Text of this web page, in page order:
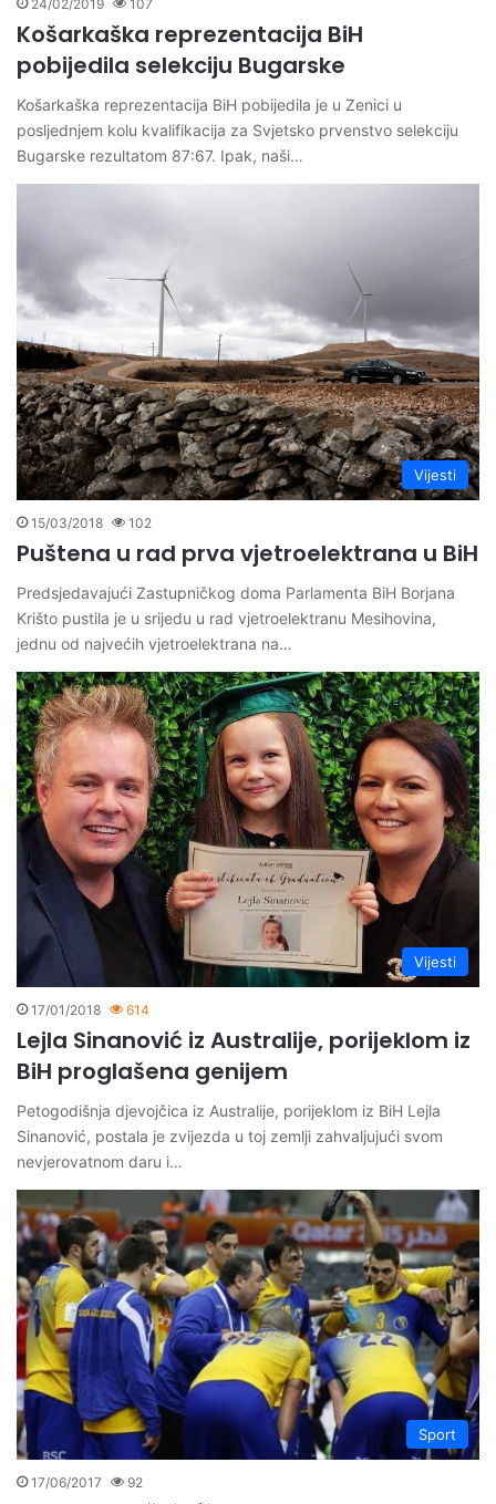
24/02/2019 107
Košarkaška reprezentacija BiH
pobijedila selekciju Bugarske
Košarkaška reprezentacija BiH pobijedila je u Zenici u
posljednjem kolu kvalifikacija za Svjetsko prvenstvo selekciju
Bugarske rezultatom 87:67. Ipak, naši…
Vijesti
15/03/2018 102
Puštena u rad prva vjetroelektrana u BiH
Predsjedavajući Zastupničkog doma Parlamenta BiH Borjana
Krišto pustila je u srijedu u rad vjetroelektranu Mesihovina,
jednu od najvećih vjetroelektrana na…
Vijesti
17/01/2018 614
Lejla Sinanović iz Australije, porijeklom iz
BiH proglašena genijem
Petogodišnja djevojčica iz Australije, porijeklom iz BiH Lejla
Sinanović, postala je zvijezda u toj zemlji zahvaljujući svom
nevjerovatnom daru i…
Sport
17/06/2017 92